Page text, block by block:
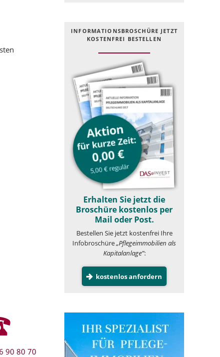
90 80 70
INFOR­MATIONS­BROSCHÜRE JETZT
KOSTEN­FREI BESTELLEN
Erhalten Sie jetzt die
Broschüre kostenlos per
Mail oder Post.
Bestellen Sie jetzt kostenfrei Ihre
Infobroschüre„Pflegeimmobilien als
Kapitalanlage”:
kostenlos anfordern